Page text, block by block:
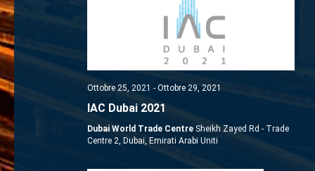
Ottobre 25, 2021 - Ottobre 29, 2021
IAC Dubai 2021
Dubai World Trade Centre Sheikh Zayed Rd - Trade
Centre 2, Dubai, Emirati Arabi Uniti